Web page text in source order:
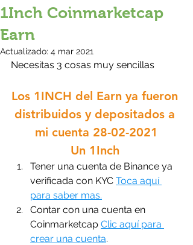
1Inch Coinmarketcap
Earn
Actualizado: 4 mar 2021
Necesitas 3 cosas muy sencillas
Los 1INCH del Earn ya fueron
distribuidos y depositados a
mi cuenta 28-02-2021
Un 1Inch
Tener una cuenta de Binance ya
verificada con KYC Toca aquí
para saber mas.
Contar con una cuenta en
Coinmarketcap Clic aquí para
crear una cuenta.